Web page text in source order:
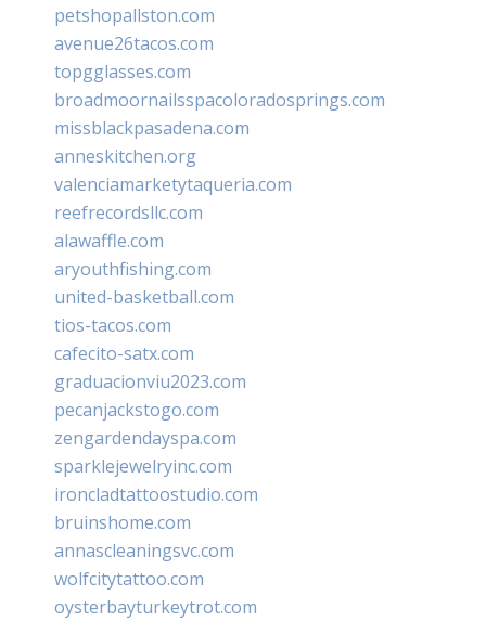
petshopallston.com
avenue26tacos.com
topgglasses.com
broadmoornailsspacoloradosprings.com
missblackpasadena.com
anneskitchen.org
valenciamarketytaqueria.com
reefrecordsllc.com
alawaffle.com
aryouthfishing.com
united-basketball.com
tios-tacos.com
cafecito-satx.com
graduacionviu2023.com
pecanjackstogo.com
zengardendayspa.com
sparklejewelryinc.com
ironcladtattoostudio.com
bruinshome.com
annascleaningsvc.com
wolfcitytattoo.com
oysterbayturkeytrot.com